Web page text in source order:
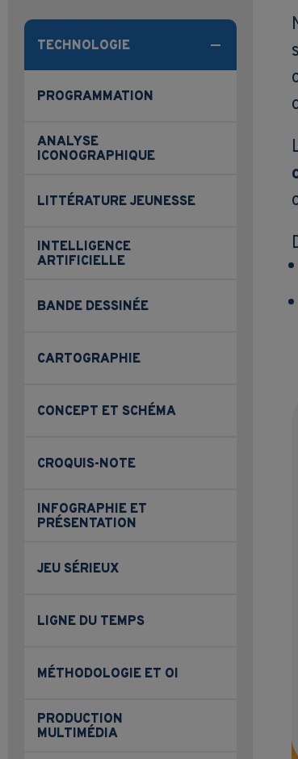
TECHNOLOGIE
PROGRAMMATION
ANALYSE
ICONOGRAPHIQUE
LITTÉRATURE JEUNESSE
INTELLIGENCE
ARTIFICIELLE
BANDE DESSINÉE
CARTOGRAPHIE
CONCEPT ET SCHÉMA
CROQUIS-NOTE
INFOGRAPHIE ET
PRÉSENTATION
JEU SÉRIEUX
LIGNE DU TEMPS
MÉTHODOLOGIE ET OI
PRODUCTION
MULTIMÉDIA